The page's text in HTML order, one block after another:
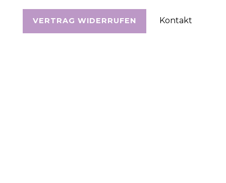
VERTRAG WIDERRUFEN Kontakt